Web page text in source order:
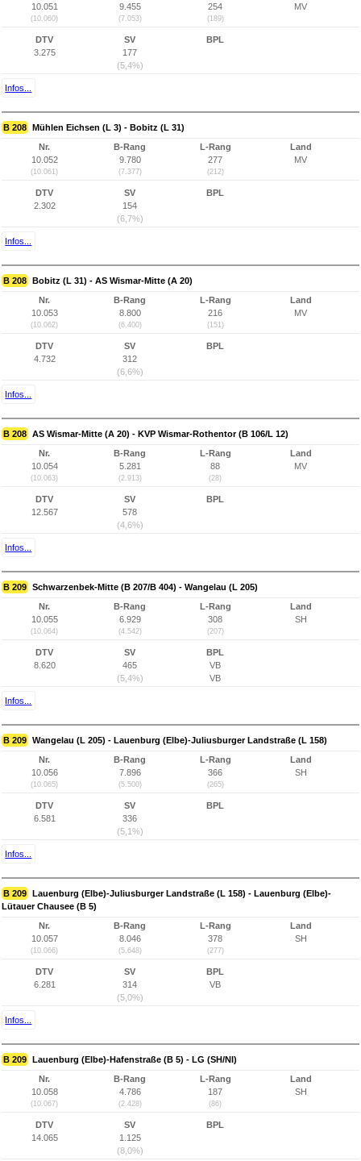
10.051
(10.060)
9.455
(7.053)
254
(189)
MV
DTV
3.275
SV
177
(5,4%)
BPL
Infos...
B 208 Mühlen Eichsen (L 3) - Bobitz (L 31)
Nr.
10.052
(10.061)
B-Rang
9.780
(7.377)
L-Rang
277
(212)
Land
MV
DTV
2.302
SV
154
(6,7%)
BPL
Infos...
B 208 Bobitz (L 31) - AS Wismar-Mitte (A 20)
Nr.
10.053
(10.062)
B-Rang
8.800
(6.400)
L-Rang
216
(151)
Land
MV
DTV
4.732
SV
312
(6,6%)
BPL
Infos...
B 208 AS Wismar-Mitte (A 20) - KVP Wismar-Rothentor (B 106/L 12)
Nr.
10.054
(10.063)
B-Rang
5.281
(2.913)
L-Rang
88
(28)
Land
MV
DTV
12.567
SV
578
(4,6%)
BPL
Infos...
B 209 Schwarzenbek-Mitte (B 207/B 404) - Wangelau (L 205)
Nr.
10.055
(10.064)
B-Rang
6.929
(4.542)
L-Rang
308
(207)
Land
SH
DTV
8.620
SV
465
(5,4%)
BPL
VB
VB
Infos...
B 209 Wangelau (L 205) - Lauenburg (Elbe)-Juliusburger Landstraße (L 158)
Nr.
10.056
(10.065)
B-Rang
7.896
(5.500)
L-Rang
366
(265)
Land
SH
DTV
6.581
SV
336
(5,1%)
BPL
Infos...
B 209 Lauenburg (Elbe)-Juliusburger Landstraße (L 158) - Lauenburg (Elbe)-
Lütauer Chausee (B 5)
Nr.
10.057
(10.066)
B-Rang
8.046
(5.648)
L-Rang
378
(277)
Land
SH
DTV
6.281
SV
314
(5,0%)
BPL
VB
Infos...
B 209 Lauenburg (Elbe)-Hafenstraße (B 5) - LG (SH/NI)
Nr.
10.058
(10.067)
B-Rang
4.786
(2.428)
L-Rang
187
(86)
Land
SH
DTV
14.065
SV
1.125
(8,0%)
BPL